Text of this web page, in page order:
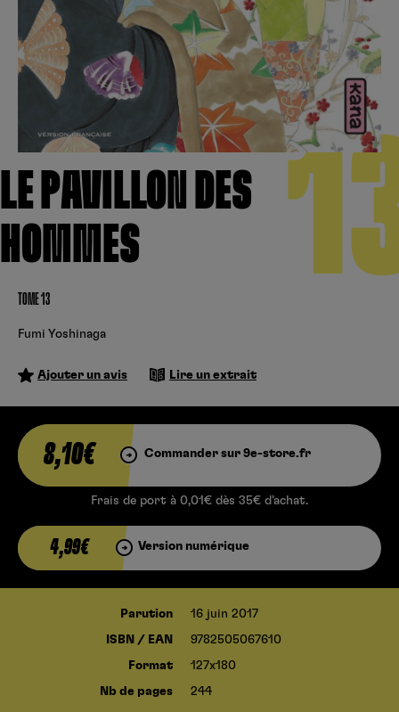
LE PAVILLON DES
HOMMES
TOME 13
Fumi Yoshinaga
Ajouter un avis Lire un extrait
8,10€ Commander sur 9e-store.fr
Frais de port à 0,01€ dès 35€ d’achat.
4,99€ Version numérique
Parution 16 juin 2017
ISBN / EAN 9782505067610
Format 127x180
Nb de pages 244
Cultura Fnac
Se connecter S’inscrire
Hunter x Hunter
Fire Force
Black Butler